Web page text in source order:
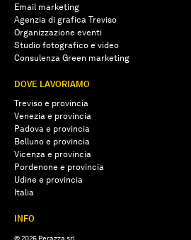
Email marketing
Agenzia di grafica Treviso
Organizzazione eventi
Studio fotografico e video
Consulenza Green marketing
DOVE LAVORIAMO
Treviso e provincia
Venezia e provincia
Padova e provincia
Belluno e provincia
Vicenza e provincia
Pordenone e provincia
Udine e provincia
Italia
INFO
© 2026 Perazza srl